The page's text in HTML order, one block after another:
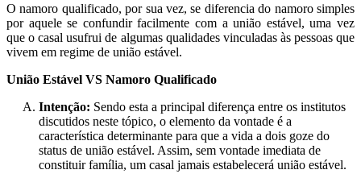
O namoro qualificado, por sua vez, se diferencia do namoro simples
por aquele se confundir facilmente com a união estável, uma vez
que o casal usufrui de algumas qualidades vinculadas às pessoas que
vivem em regime de união estável.
União Estável VS Namoro Qualificado
Intenção: Sendo esta a principal diferença entre os institutos
discutidos neste tópico, o elemento da vontade é a
característica determinante para que a vida a dois goze do
status de união estável. Assim, sem vontade imediata de
constituir família, um casal jamais estabelecerá união estável.